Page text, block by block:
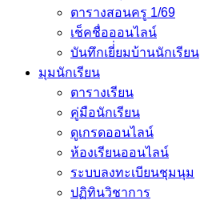
ตารางสอนครู 1/69
เช็คชื่อออนไลน์
บันทึกเยี่่ยมบ้านนักเรียน
มุมนักเรียน
ตารางเรียน
คู่มือนักเรียน
ดูเกรดออนไลน์
ห้องเรียนออนไลน์
ระบบลงทะเบียนชุมนุม
ปฏิทินวิชาการ